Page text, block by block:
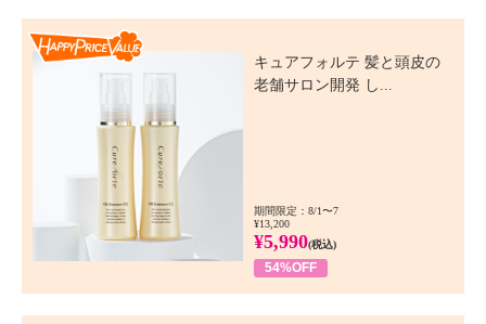
キュアフォルテ 髪と頭皮の
老舗サロン開発 し...
期間限定：8/1〜7
¥13,200
¥5,990(税込)
54%OFF